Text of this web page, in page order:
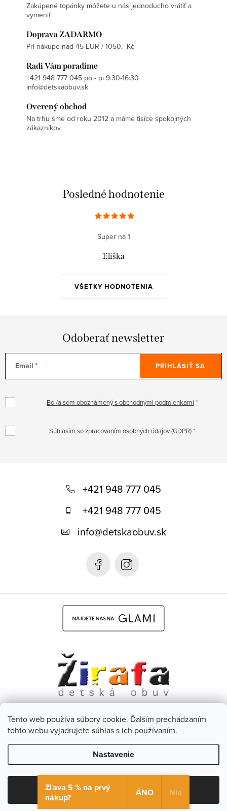
Tento web používa súbory cookie. Ďalším prechádzaním
tohto webu vyjadrujete súhlas s ich používaním.
Nastavenie
Súhlasím
Zakúpené topánky môžete u nás jednoducho vrátiť a
vymeniť
Doprava ZADARMO
Pri nákupe nad 45 EUR / 1050,- Kč
Radi Vám poradíme
+421 948 777 045 po - pi 9:30-16:30
info@detskaobuv.sk
Overený obchod
Na trhu sme od roku 2012 a máme tisíce spokojných
zákazníkov.
Posledné hodnotenie
VŠETKY HODNOTENIA
Super na 1
Eliška
Odoberať newsletter
Email
Bol/a som oboznámený s obchodnými podmienkami
Súhlasím so zpracovaním osobných údajov (GDPR)
PRIHLÁSIŤ SA
+421 948 777 045
+421 948 777 045
info@detskaobuv.sk
Dětská obuv Žirafa - CZ Facebook
& Verteco
Copyright 2026Žirafa Detská obuv. Všetky práva vyhradené.
Zľava 5 % na prvý
nákup?
ÁNO Nie